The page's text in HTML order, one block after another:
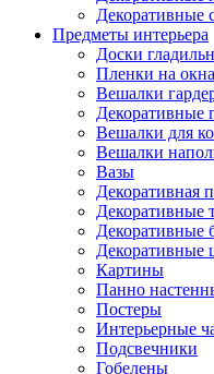
Декоративные
Предметы интерьера
Доски
Пленки на окна
Вешалки
Декоративные
Вешалки для
Вешалки
Вазы
Декоративная
Декоративные
Декоративные
Декоративные
Картины
Панно
Постеры
Интерьерные
Подсвечники
Гобелены